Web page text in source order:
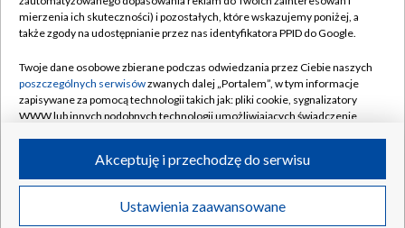
Naziemna Telewizja Cyfrowa
Rada Programowa
System NOS
Informacje o nadawcy
Program dla prasy
Pomoc
Kontakt
Kanały
©2026 Telewizja Polska S.A. w likwidacji
mierzenia ich skuteczności) i pozostałych, które wskazujemy poniżej, a
także zgody na udostępnianie przez nas identyfikatora PPID do Google.
Twoje dane osobowe zbierane podczas odwiedzania przez Ciebie naszych
poszczególnych serwisówzwanych dalej „Portalem”, w tym informacje
zapisywane za pomocą technologii takich jak: pliki cookie, sygnalizatory
WWW lub innych podobnych technologii umożliwiających świadczenie
ruchu w Internecie.
Twoje dane osobowe zbierane podczas odwiedzania przez Ciebie
poszczególnych serwisówna Portalu, takie jak adresy IP, identyfikatory
Ustawienia zaawansowane
Akceptuję i przechodzę do serwisu